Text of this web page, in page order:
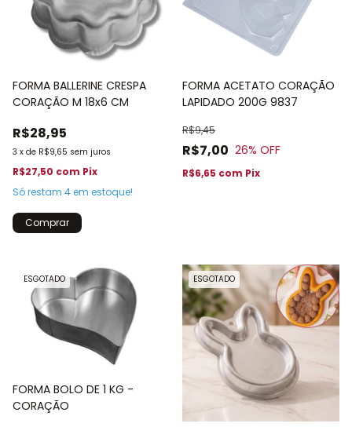
FORMA BALLERINE CRESPA
CORAÇÃO M 18x6 CM
R$28,95
3 x de R$9,65 sem juros
R$27,50 com Pix
Só restam 4em estoque!
FORMA ACETATO CORAÇÃO
LAPIDADO 200G 9837
R$7,00
R$9,45
26% OFF
R$6,65 com Pix
ESGOTADO
FORMA BOLO DE 1 KG -
CORAÇÃO
ESGOTADO